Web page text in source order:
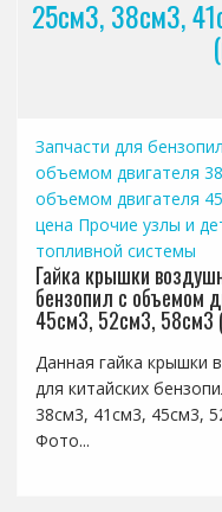
25см3, 38см3,
Запчасти для бензопил
объемом двигателя
объемом двигателя
цена Прочие узлы и
топливной системы
Гайка крышки
бензопил с объемом
45см3, 52см3, 58см3
Данная гайка крышки
для китайских
38см3, 41см3, 45см3,
Фото...